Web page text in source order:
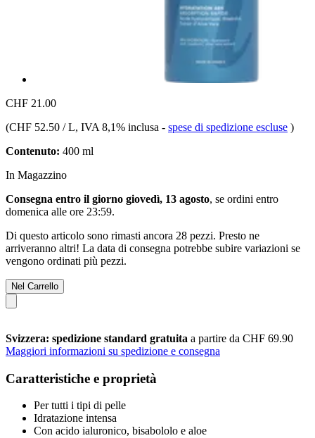
CHF 21.00
(CHF 52.50 / L, IVA 8,1% inclusa - spese di spedizione escluse )
Contenuto: 400 ml
In Magazzino
Consegna entro il giorno giovedì, 13 agosto, se ordini entro
domenica alle ore 23:59.
Di questo articolo sono rimasti ancora 28 pezzi. Presto ne
arriveranno altri! La data di consegna potrebbe subire variazioni se
vengono ordinati più pezzi.
Nel Carrello
Svizzera: spedizione standard gratuita a partire da CHF 69.90
Maggiori informazioni su spedizione e consegna
Caratteristiche e proprietà
Per tutti i tipi di pelle
Idratazione intensa
Con acido ialuronico, bisabololo e aloe